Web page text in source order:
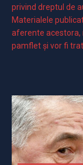
privind dreptul de
Materialele
aferente acestora,
pamflet și vor fi